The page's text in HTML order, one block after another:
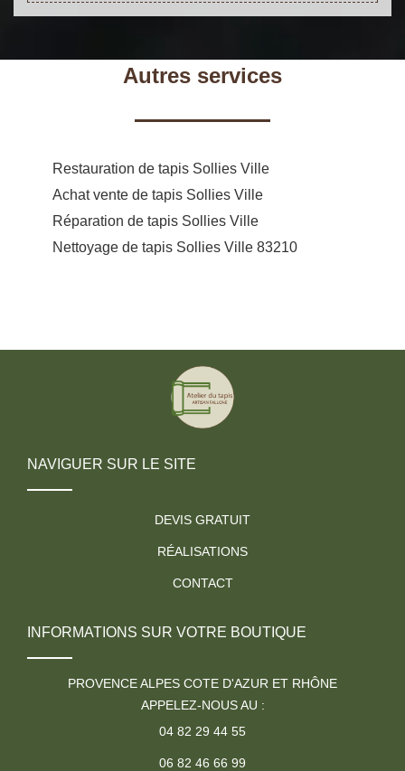
Autres services
Restauration de tapis Sollies Ville
Achat vente de tapis Sollies Ville
Réparation de tapis Sollies Ville
Nettoyage de tapis Sollies Ville 83210
NAVIGUER SUR LE SITE
DEVIS GRATUIT
RÉALISATIONS
CONTACT
INFORMATIONS SUR VOTRE BOUTIQUE
PROVENCE ALPES COTE D'AZUR ET RHÔNE
APPELEZ-NOUS AU :
04 82 29 44 55
06 82 46 66 99